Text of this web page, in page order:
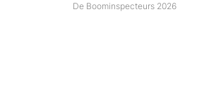
De Boominspecteurs 2026